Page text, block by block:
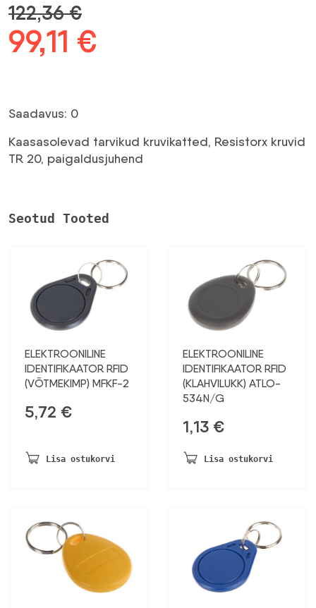
122,36€
Algne
oli:
122,36 €.
99,11 €
99,11 €.
Saadavus: 0
Kaasasolevad tarvikud kruvikatted, Resistorx kruvid
TR 20, paigaldusjuhend
Seotud Tooted
ELEKTROONILINE
IDENTIFIKAATOR RFID
(VÕTMEKIMP) MFKF-2
5,72 €
Lisa ostukorvi
ELEKTROONILINE
IDENTIFIKAATOR RFID
(KLAHVILUKK) ATLO-
534N/G
1,13 €
Lisa ostukorvi